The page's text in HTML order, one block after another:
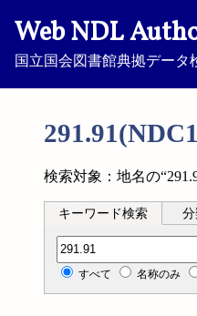
Web NDL
国立国会図書館典拠データ
検索対象：地名の
キーワード検索
分類記号検索
すべて 名称のみ